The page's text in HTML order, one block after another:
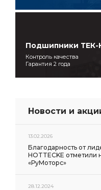
Подшипники
Контроль качества
Гарантия 2 года
Новости и
13.02.2026
Благодарность от
HOTTECKE отметили
«РуМоторс»
28.12.2024